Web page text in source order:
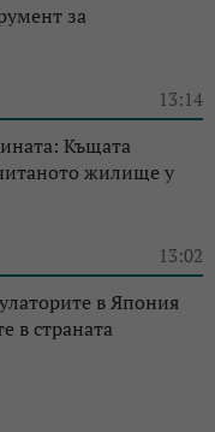
за
13:14
Къщата
жилище у
13:02
в Япония
в страната